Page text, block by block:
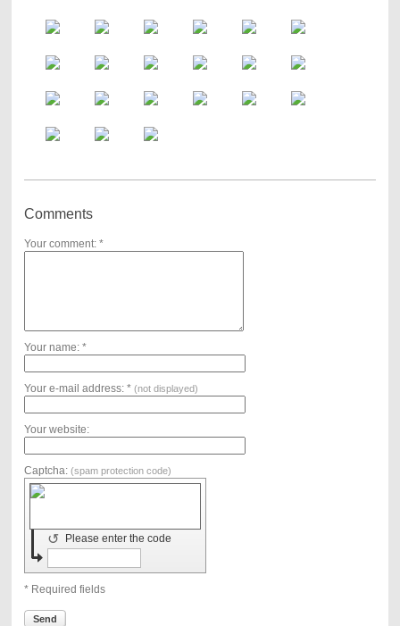
Comments
Your comment: *
Your name: *
Your e-mail address: * (not displayed)
Your website:
Captcha: (spam protection code)
Please enter the code
↺
* Required fields
Send